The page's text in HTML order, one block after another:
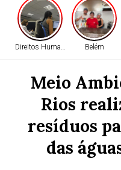
Direitos Humanos Belém
Meio
Rios
resíduos
das